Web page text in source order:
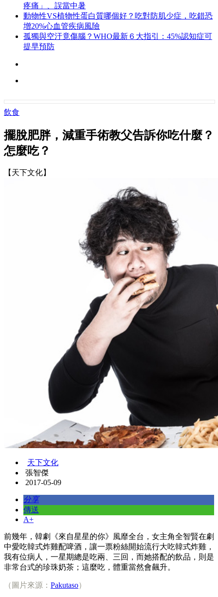
疼痛」、誤當中暑
動物性VS植物性蛋白質哪個好？吃對防肌少症，吃錯恐
增20%心血管疾病風險
孤獨與空汙竟傷腦？WHO最新６大指引：45%認知症可
提早預防
飲食
擺脫肥胖，減重手術教父告訴你吃什麼？
怎麼吃？
【天下文化】
天下文化
張智傑
2017-05-09
分享
傳送
A+
​前幾年，韓劇《來自星星的你》風靡全台，女主角全智賢在劇
中愛吃韓式炸雞配啤酒，讓一票粉絲開始流行大吃韓式炸雞，
我有位病人，一星期總是吃兩、三回，而她搭配的飲品，則是
非常台式的珍珠奶茶；這麼吃，體重當然會飆升。
（圖片來源： Pakutaso）